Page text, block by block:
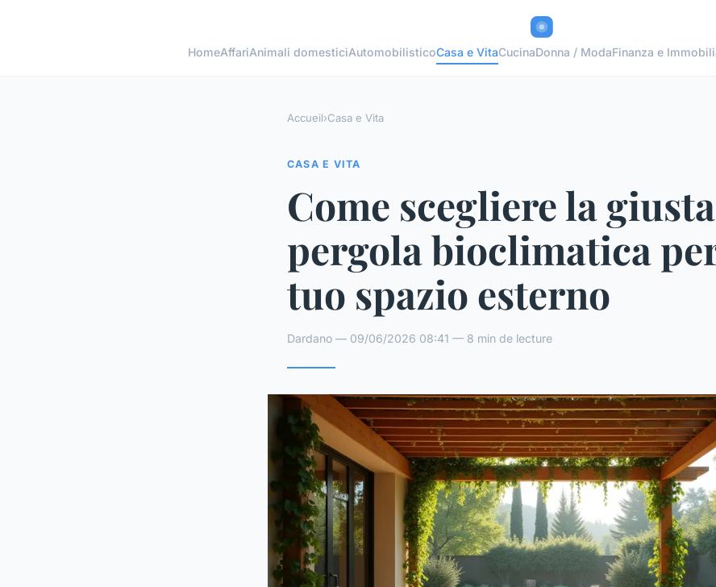
HomeAffariAnimali domesticiAutomobilisticoCasa e VitaCucinaDonna / ModaFinanza e
Accueil›Casa e Vita
CASA E VITA
Come scegliere la giusta
pergola bioclimatica
tuo spazio esterno
Dardano — 09/06/2026 08:41 — 8 min de lecture